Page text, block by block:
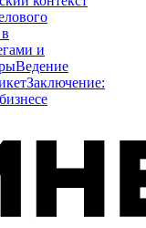
и
Ведение
Заключение: